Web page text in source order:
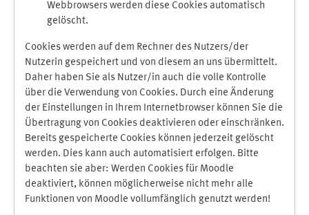
Webbrowsers werden diese Cookies automatisch
gelöscht.
Cookies werden auf dem Rechner des Nutzers/der
Nutzerin gespeichert und von diesem an uns übermittelt.
Daher haben Sie als Nutzer/in auch die volle Kontrolle
über die Verwendung von Cookies. Durch eine Änderung
der Einstellungen in Ihrem Internetbrowser können Sie die
Übertragung von Cookies deaktivieren oder einschränken.
Bereits gespeicherte Cookies können jederzeit gelöscht
werden. Dies kann auch automatisiert erfolgen. Bitte
beachten sie aber: Werden Cookies für Moodle
deaktiviert, können möglicherweise nicht mehr alle
Funktionen von Moodle vollumfänglich genutzt werden!